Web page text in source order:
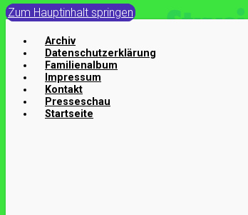
Zum Hauptinhalt springen
Archiv
Datenschutzerklärung
Familienalbum
Impressum
Kontakt
Presseschau
Startseite